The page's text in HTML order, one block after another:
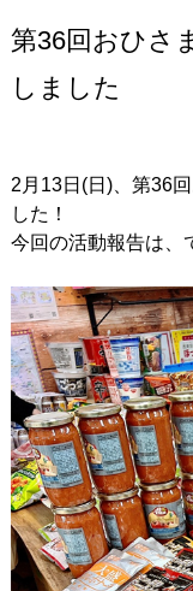
第36回おひさ
しました
2月13日(日)、第36
した！
今回の活動報告は、